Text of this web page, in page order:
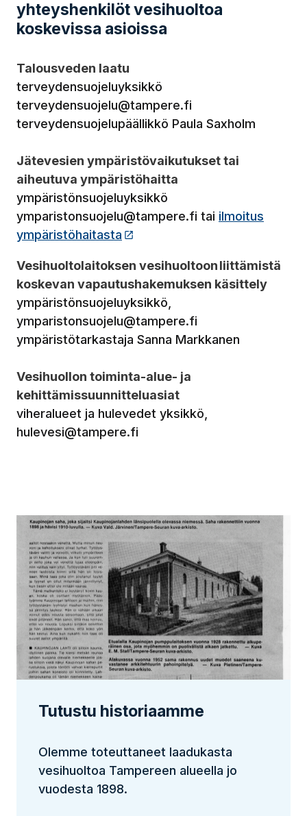
yhteyshenkilöt vesihuoltoa
koskevissa asioissa
Talousveden laatu
terveydensuojeluyksikkö
terveydensuojelu@tampere.fi
terveydensuojelupäällikkö Paula Saxholm
Jätevesien ympäristövaikutukset tai
aiheutuva ympäristöhaitta
ympäristönsuojeluyksikkö
ymparistonsuojelu@tampere.fi tai ilmoitus
ympäristöhaitasta
Vesihuoltolaitoksen vesihuoltoon liittämistä
koskevan vapautushakemuksen käsittely
ympäristönsuojeluyksikkö,
ymparistonsuojelu@tampere.fi
ympäristötarkastaja Sanna Markkanen
Vesihuollon toiminta-alue- ja
kehittämissuunnitteluasiat
viheralueet ja hulevedet yksikkö,
hulevesi@tampere.fi
Tutustu historiaamme
Olemme toteuttaneet laadukasta
vesihuoltoa Tampereen alueella jo
vuodesta 1898.